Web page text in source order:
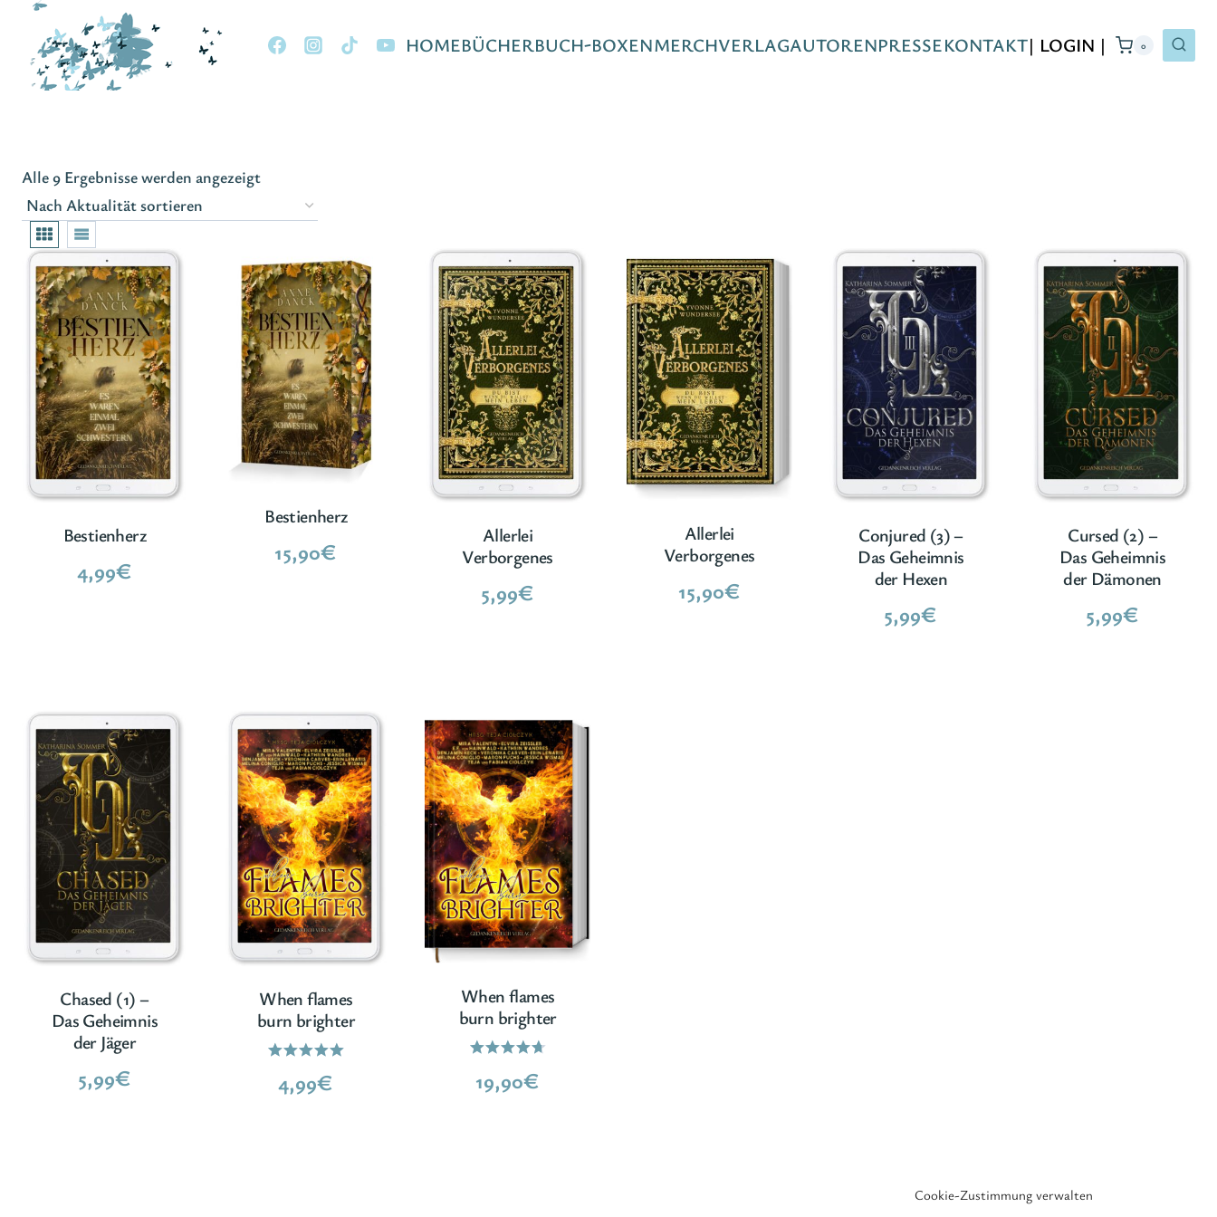
Cookie-Zustimmung verwalten
Zum
Inhalt
springen
HOMEBÜCHERBUCH-BOXENMERCHVERLAGAUTORENPRESSEKONTAKT| LOGIN | 0
Alle 9 Ergebnisse werden angezeigtNach
Aktualität
Bestienherz
4,99€
Bestienherz
15,90€
Allerlei
Verborgenes
5,99€
Allerlei
Verborgenes
15,90€
Conjured (3) –
Das Geheimnis
der Hexen
5,99€
Cursed (2) –
Das Geheimnis
der Dämonen
5,99€
Chased (1) –
Das Geheimnis
der Jäger
5,99€
When flames
burn brighter
Bewertet
mit
4,99€
When flames
burn brighter
Bewertet
mit
19,90€